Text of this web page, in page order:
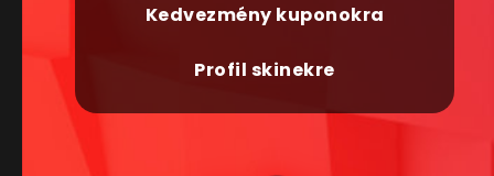
Kedvezmény kuponokra
Profil skinekre